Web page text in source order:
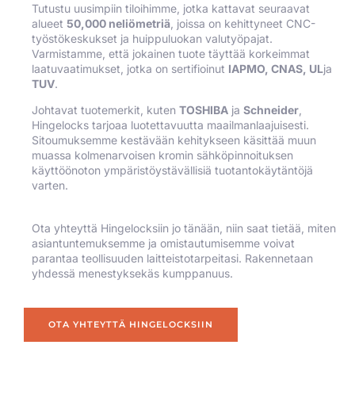
Tutustu uusimpiin tiloihimme, jotka kattavat seuraavat
alueet 50,000 neliömetriä , joissa on kehittyneet CNC-
työstökeskukset ja huippuluokan valutyöpajat.
Varmistamme, että jokainen tuote täyttää korkeimmat
laatuvaatimukset, jotka on sertifioinut IAPMO, CNAS, ULja
TUV.
Johtavat tuotemerkit, kuten TOSHIBA ja Schneider
Hingelocks tarjoaa luotettavuutta maailmanlaajuisesti.
Sitoumuksemme kestävään kehitykseen käsittää muun
muassa kolmenarvoisen kromin sähköpinnoituksen
käyttöönoton ympäristöystävällisiä tuotantokäytäntöjä
varten.
Ota yhteyttä Hingelocksiin jo tänään, niin saat tietää, miten
asiantuntemuksemme ja omistautumisemme voivat
parantaa teollisuuden laitteistotarpeitasi. Rakennetaan
yhdessä menestyksekäs kumppanuus.
OTA YHTEYTTÄ HINGELOCKSIIN